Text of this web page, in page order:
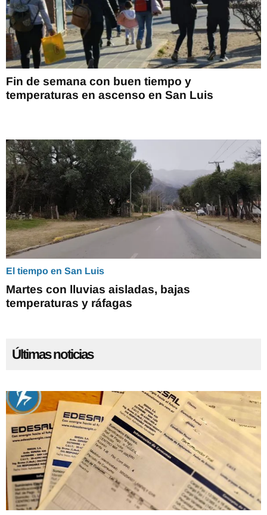
Fin de semana con buen tiempo y
temperaturas en ascenso en San Luis
El tiempo en San Luis
Martes con lluvias aisladas, bajas
temperaturas y ráfagas
Últimas noticias